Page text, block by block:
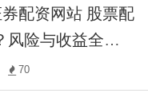
风险与收益全面
70